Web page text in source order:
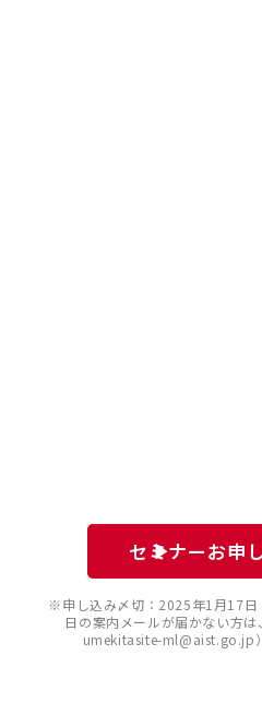
セミナーお申
※申し込み〆切：2025年1月17
日の案内メールが届かない方
umekitasite-ml@aist.go.jp